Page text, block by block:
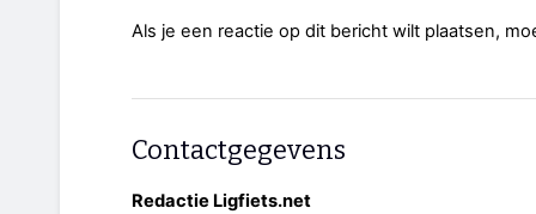
Als je een reactie op dit bericht wilt plaatsen,
Contactgegevens
Redactie Ligfiets.net